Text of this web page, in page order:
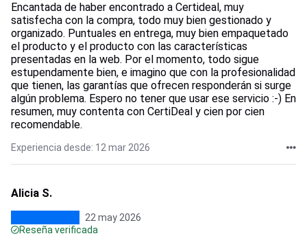
Encantada de haber encontrado a Certideal, muy
satisfecha con la compra, todo muy bien gestionado y
organizado. Puntuales en entrega, muy bien empaquetado
el producto y el producto con las características
presentadas en la web. Por el momento, todo sigue
estupendamente bien, e imagino que con la profesionalidad
que tienen, las garantías que ofrecen responderán si surge
algún problema. Espero no tener que usar ese servicio :-) En
resumen, muy contenta con CertiDeal y cien por cien
recomendable.
Experiencia desde: 12 mar 2026
Alicia S.
22 may 2026
Reseña verificada